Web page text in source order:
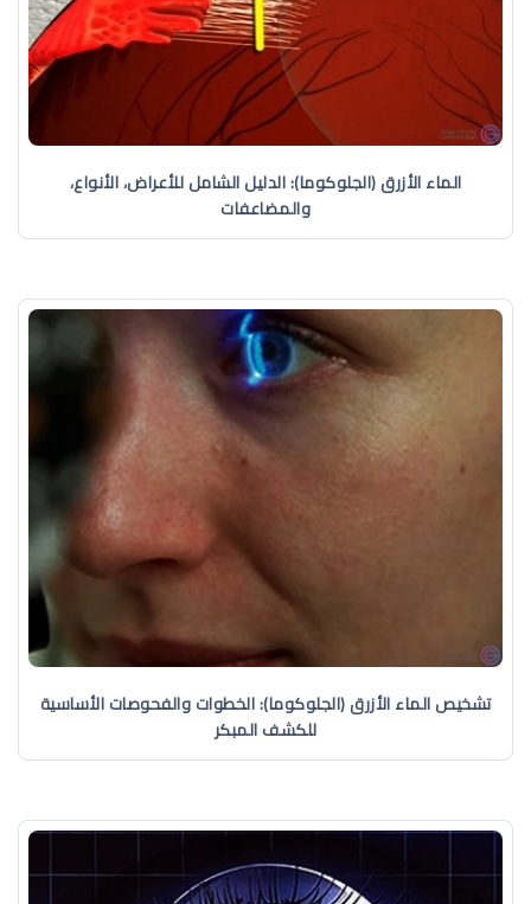
الماء الأزرق (الجلوكوما): الدليل الشامل للأعراض، الأنواع،
والمضاعفات
تشخيص الماء الأزرق (الجلوكوما): الخطوات والفحوصات الأساسية
للكشف المبكر